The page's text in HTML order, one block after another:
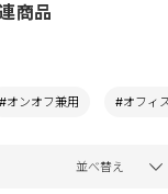
商品
#オンオフ兼用 #オフィ
並べ替え